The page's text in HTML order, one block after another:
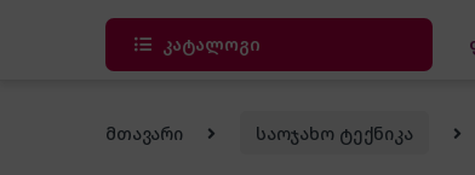
კატალოგი
მთავარი საოჯახო ტექნიკა